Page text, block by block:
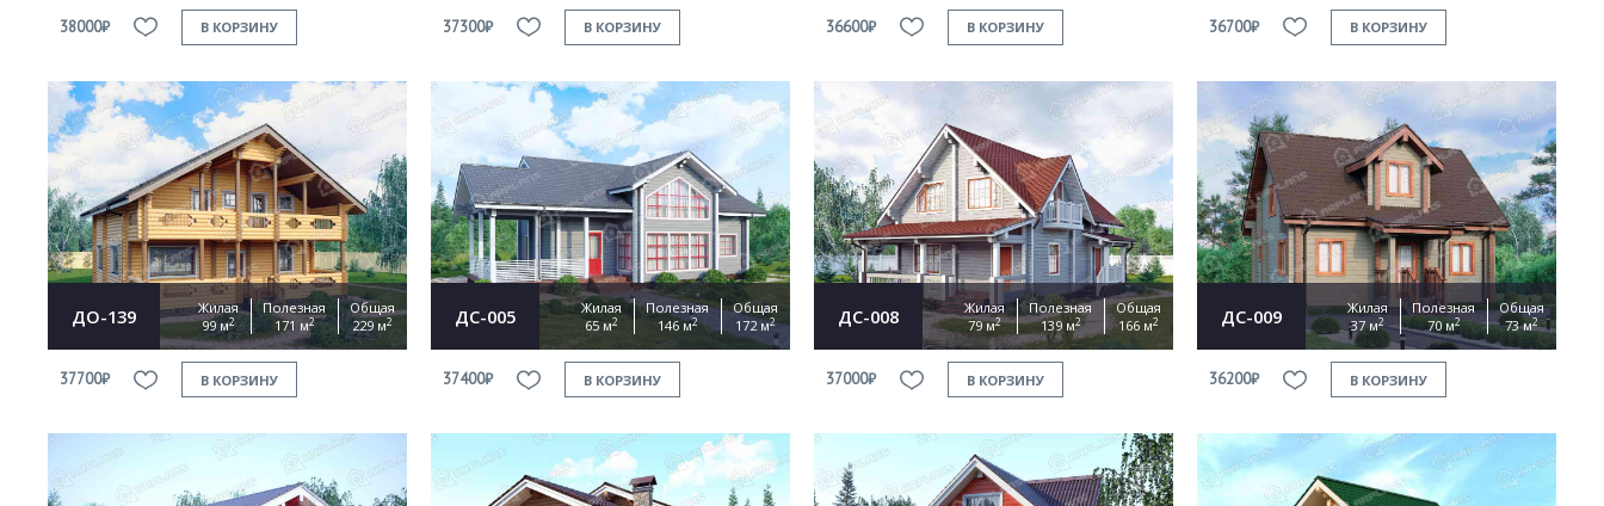
38000₽ В КОРЗИНУ 37300₽ В КОРЗИНУ 36600₽ В КОРЗИНУ 36700₽ В КОРЗИНУ
ДО-139
Жилая
99 м2
Полезная
171 м2
Общая
229 м2
37700₽ В КОРЗИНУ
ДС-005
Жилая
65 м2
Полезная
146 м2
Общая
172 м2
37400₽ В КОРЗИНУ
ДС-008
Жилая
79 м2
Полезная
139 м2
Общая
166 м2
37000₽ В КОРЗИНУ
ДС-009
Жилая
37 м2
Полезная
70 м2
Общая
73 м2
36200₽ В КОРЗИНУ